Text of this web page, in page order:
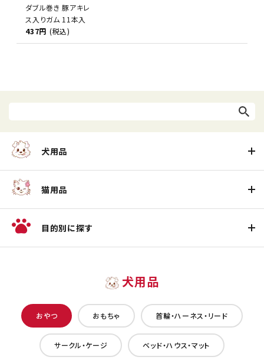
ダブル巻き 豚アキレ
ス入りガム 11本入
437円 (税込)
犬用品
猫用品
目的別に探す
犬用品
おやつ おもちゃ 首輪・ハーネス・リード
サークル・ケージ ベッド・ハウス・マット